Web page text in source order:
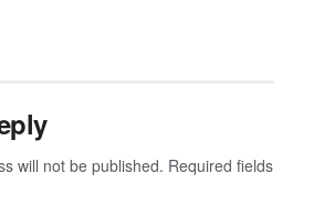
will not be published. Required fields